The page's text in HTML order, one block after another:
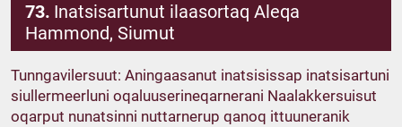
73. Inatsisartunut ilaasortaq Aleqa
Hammond, Siumut
Tunngavilersuut: Aningaasanut inatsisissap inatsisartuni
siullermeerluni oqaluuserineqarnerani Naalakkersuisut
oqarput nunatsinni nuttarnerup qanoq ittuuneranik